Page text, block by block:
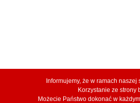
Informujemy, że w ramach
Korzystanie ze
Możecie Państwo dokonać w